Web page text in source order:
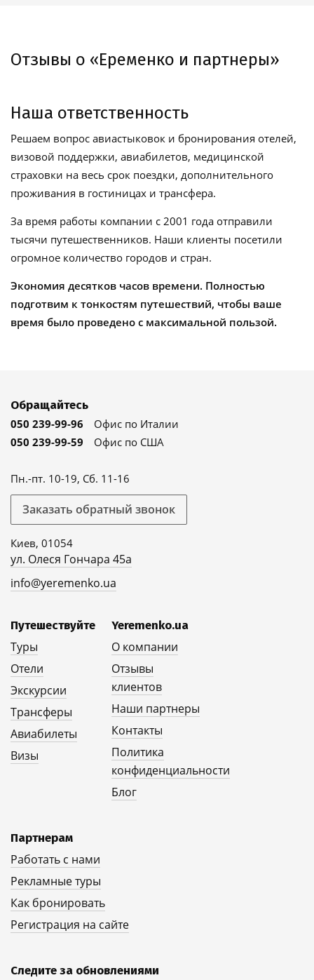
Отзывы о «Еременко и партнеры»
Наша ответственность
Решаем вопрос авиастыковок и бронирования отелей,
визовой поддержки, авиабилетов, медицинской
страховки на весь срок поездки, дополнительного
проживания в гостиницах и трансфера.
За время работы компании с 2001 года отправили
тысячи путешественников. Наши клиенты посетили
огромное количество городов и стран.
Экономия десятков часов времени. Полностью
подготвим к тонкостям путешествий, чтобы ваше
время было проведено с максимальной пользой.
Обращайтесь
050 239-99-96
Офис по Италии
050 239-99-59
Офис по США
Пн.-пт. 10-19, Сб. 11-16
Заказать обратный звонок
Киев, 01054
ул. Олеся Гончара 45а
info@yeremenko.ua
Путешествуйте
Туры
Отели
Экскурсии
Трансферы
Авиабилеты
Визы
Yeremenko.ua
О компании
Отзывы
клиентов
Наши партнеры
Контакты
Политика
конфиденциальности
Блог
Партнерам
Работать с нами
Рекламные туры
Как бронировать
Регистрация на сайте
Следите за обновлениями